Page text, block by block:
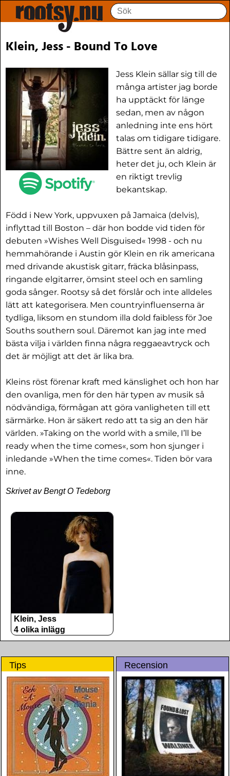
Klein, Jess - Bound To Love
Jess Klein sällar sig till de
många artister jag borde
ha upptäckt för länge
sedan, men av någon
anledning inte ens hört
talas om tidigare tidigare.
Bättre sent än aldrig,
heter det ju, och Klein är
en riktigt trevlig
bekantskap.
Född i New York, uppvuxen på Jamaica (delvis),
inflyttad till Boston – där hon bodde vid tiden för
debuten »Wishes Well Disguised« 1998 - och nu
hemmahörande i Austin gör Klein en rik americana
med drivande akustisk gitarr, fräcka blåsinpass,
ringande elgitarrer, ömsint steel och en samling
goda sånger. Rootsy så det förslår och inte alldeles
lätt att kategorisera. Men countryinfluenserna är
tydliga, liksom en stundom illa dold faibless för Joe
Souths southern soul. Däremot kan jag inte med
bästa vilja i världen finna några reggaeavtryck och
det är möjligt att det är lika bra.
Kleins röst förenar kraft med känslighet och hon har
den ovanliga, men för den här typen av musik så
nödvändiga, förmågan att göra vanligheten till ett
särmärke. Hon är säkert redo att ta sig an den här
världen. »Taking on the world with a smile, I’ll be
ready when the time comes«, som hon sjunger i
inledande »When the time comes«. Tiden bör vara
inne.
Skrivet av Bengt O Tedeborg
Klein, Jess
4 olika inlägg
Tips Recension